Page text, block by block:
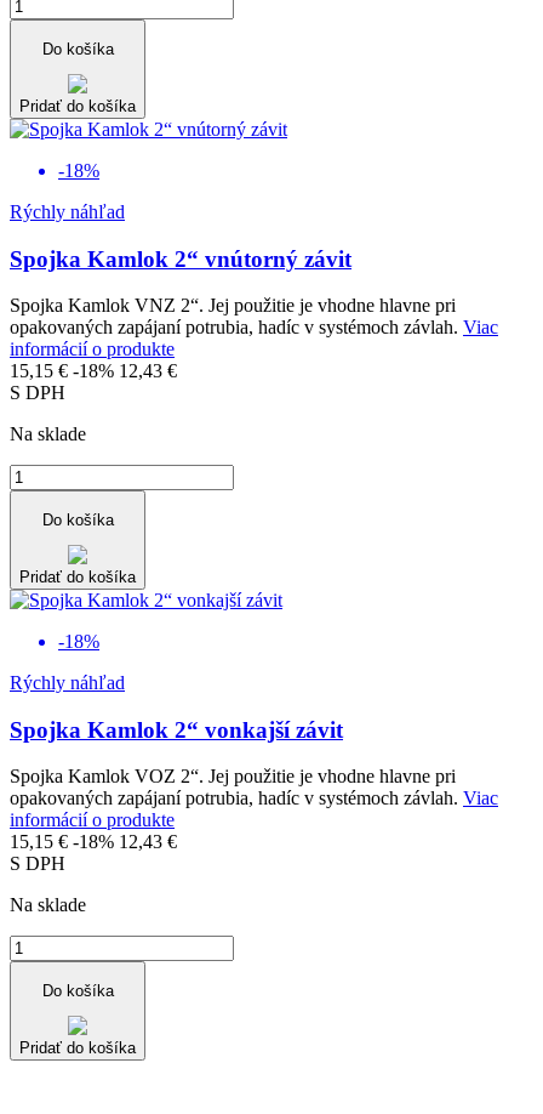
Do košíka
Pridať do košíka
-18%
Rýchly náhľad
Spojka Kamlok 2“ vnútorný závit
Spojka Kamlok VNZ 2“. Jej použitie je vhodne hlavne pri
opakovaných zapájaní potrubia, hadíc v systémoch závlah. Viac
informácií o produkte
15,15 € -18% 12,43 €
S DPH
Na sklade
Do košíka
Pridať do košíka
-18%
Rýchly náhľad
Spojka Kamlok 2“ vonkajší závit
Spojka Kamlok VOZ 2“. Jej použitie je vhodne hlavne pri
opakovaných zapájaní potrubia, hadíc v systémoch závlah. Viac
informácií o produkte
15,15 € -18% 12,43 €
S DPH
Na sklade
Do košíka
Pridať do košíka